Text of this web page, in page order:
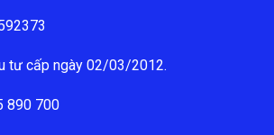
tư cấp ngày 02/03/2012.
890 700